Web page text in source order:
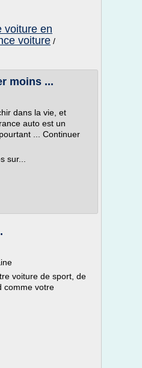
voiture en
voiture /
moins ...
dans la vie, et
auto est un
... Continuer
sur...
voiture de sport, de
comme votre